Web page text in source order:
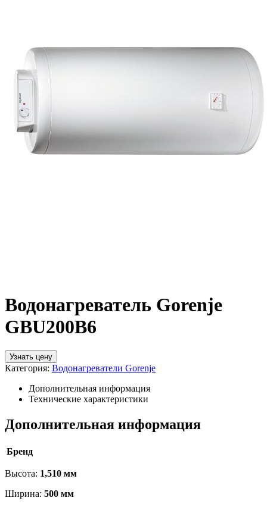
Водонагреватель Gorenje
GBU200B6
Узнать цену
Категория: Водонагреватели Gorenje
Дополнительная информация
Технические характеристики
Дополнительная информация
Бренд
Высота: 1,510 мм
Ширина: 500 мм